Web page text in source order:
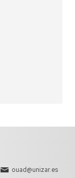
ouad@unizar.es